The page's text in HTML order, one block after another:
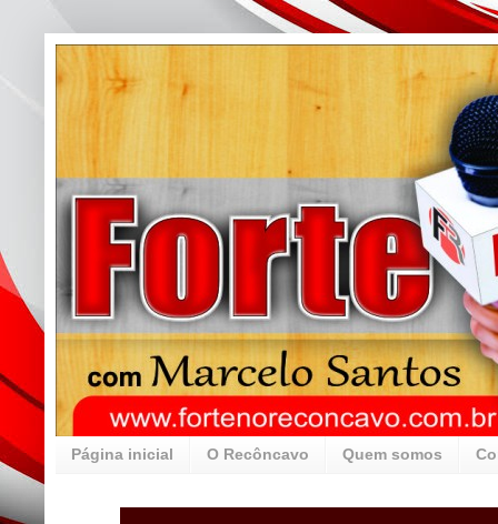
Página inicial O Recôncavo Quem somos